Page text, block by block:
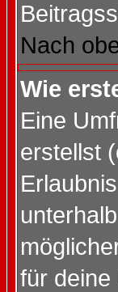
Nach
Wie
Eine
erstellst
für deine